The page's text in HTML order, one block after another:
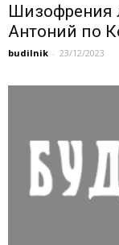
Шизофрения
Антоний по
budilnik - 23/12/2023